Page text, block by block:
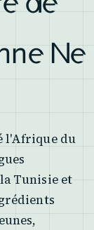
Ne
l'Afrique du
Tunisie et